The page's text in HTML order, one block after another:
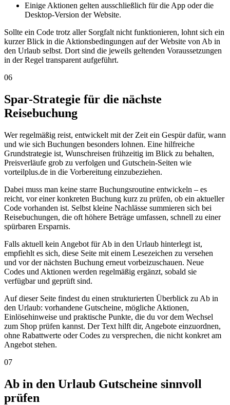
Einige Aktionen gelten ausschließlich für die App oder die
Desktop-Version der Website.
Sollte ein Code trotz aller Sorgfalt nicht funktionieren, lohnt sich ein
kurzer Blick in die Aktionsbedingungen auf der Website von Ab in
den Urlaub selbst. Dort sind die jeweils geltenden Voraussetzungen
in der Regel transparent aufgeführt.
06
Spar-Strategie für die nächste
Reisebuchung
Wer regelmäßig reist, entwickelt mit der Zeit ein Gespür dafür, wann
und wie sich Buchungen besonders lohnen. Eine hilfreiche
Grundstrategie ist, Wunschreisen frühzeitig im Blick zu behalten,
Preisverläufe grob zu verfolgen und Gutschein-Seiten wie
vorteilplus.de in die Vorbereitung einzubeziehen.
Dabei muss man keine starre Buchungsroutine entwickeln – es
reicht, vor einer konkreten Buchung kurz zu prüfen, ob ein aktueller
Code vorhanden ist. Selbst kleine Nachlässe summieren sich bei
Reisebuchungen, die oft höhere Beträge umfassen, schnell zu einer
spürbaren Ersparnis.
Falls aktuell kein Angebot für Ab in den Urlaub hinterlegt ist,
empfiehlt es sich, diese Seite mit einem Lesezeichen zu versehen
und vor der nächsten Buchung erneut vorbeizuschauen. Neue
Codes und Aktionen werden regelmäßig ergänzt, sobald sie
verfügbar und geprüft sind.
Auf dieser Seite findest du einen strukturierten Überblick zu Ab in
den Urlaub: vorhandene Gutscheine, mögliche Aktionen,
Einlösehinweise und praktische Punkte, die du vor dem Wechsel
zum Shop prüfen kannst. Der Text hilft dir, Angebote einzuordnen,
ohne Rabattwerte oder Codes zu versprechen, die nicht konkret am
Angebot stehen.
07
Ab in den Urlaub Gutscheine sinnvoll
prüfen